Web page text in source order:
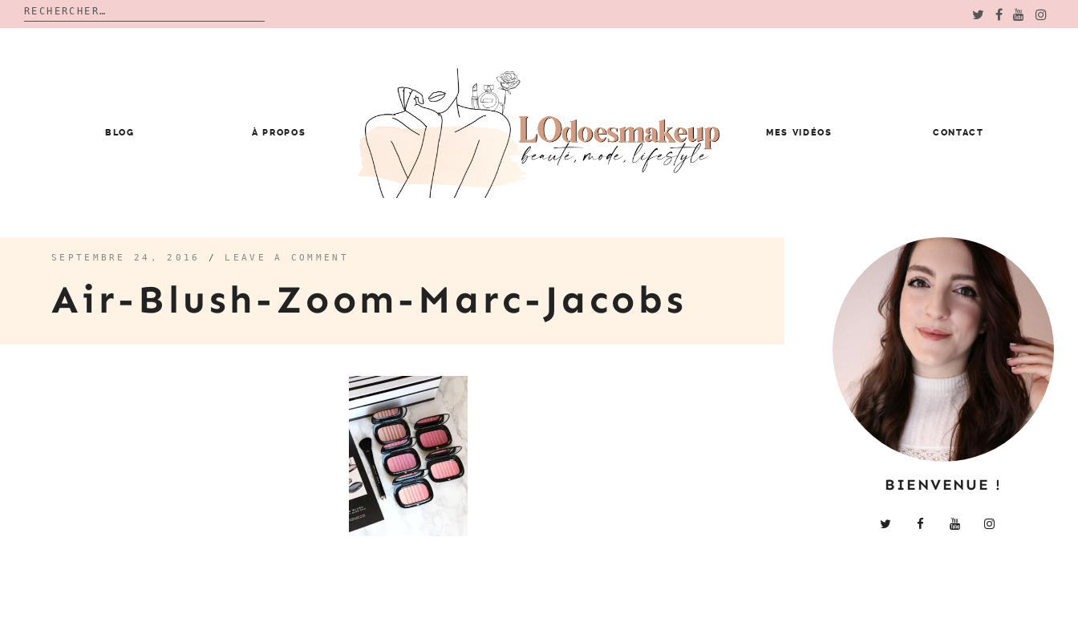
Rechercher :
BLOG À PROPOS MES VIDÉOS CONTACT
SEPTEMBRE 24, 2016 / LEAVE A COMMENT
Air-Blush-Zoom-Marc-Jacobs
BIENVENUE !